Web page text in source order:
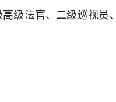
级法官、二级巡视